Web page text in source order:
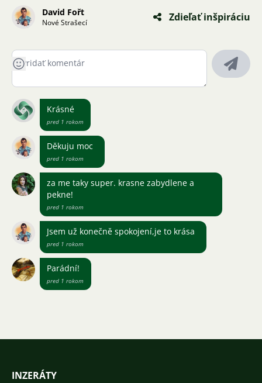
David Fořt
Nové Strašecí Zdieľať inšpiráciu
Krásné
pred 1 rokom
Děkuju moc
pred 1 rokom
za me taky super. krasne zabydlene a
pekne!
pred 1 rokom
Jsem už konečně spokojení,je to krása
pred 1 rokom
Parádní!
pred 1 rokom
INZERÁTY